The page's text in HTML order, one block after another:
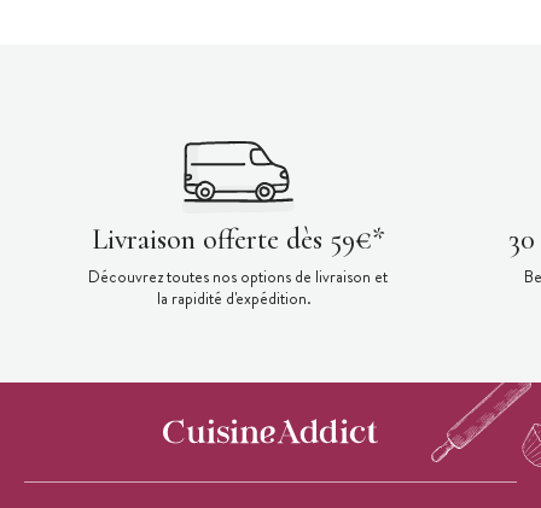
Livraison offerte dès 59€*
Découvrez toutes nos options de livraison et
la rapidité d'expédition.